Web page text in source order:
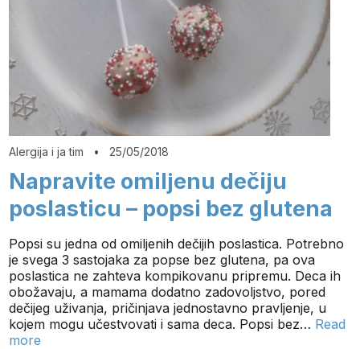
Alergija i ja tim •25/05/2018
Napravite omiljenu dečiju
poslasticu – popsi bez glutena
Popsi su jedna od omiljenih dečijih poslastica. Potrebno
je svega 3 sastojaka za popse bez glutena, pa ova
poslastica ne zahteva kompikovanu pripremu. Deca ih
obožavaju, a mamama dodatno zadovoljstvo, pored
dečijeg uživanja, pričinjava jednostavno pravljenje, u
kojem mogu učestvovati i sama deca. Popsi bez… Read
more